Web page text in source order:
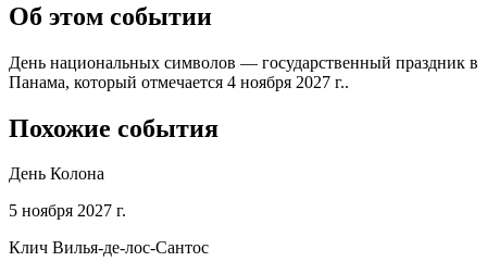
Об этом событии
День национальных символов — государственный праздник в
Панама, который отмечается 4 ноября 2027 г..
Похожие события
День Колона
5 ноября 2027 г.
Клич Вилья-де-лос-Сантос